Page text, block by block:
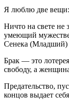
Я люблю две
Ничто на свете не
умеющий
Сенека (Младший)
Брак — это
свободу, а
Предательство,
концов выдает